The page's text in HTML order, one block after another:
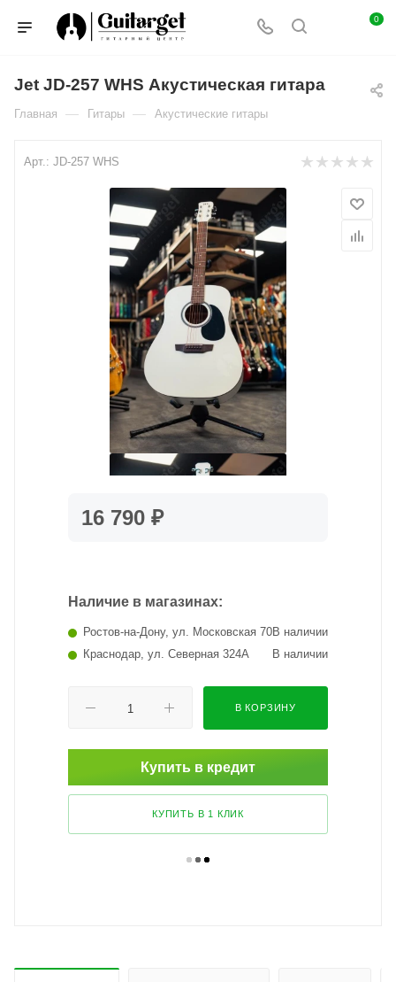
0
Jet JD-257 WHS Акустическая гитара
Главная — Гитары — Акустические гитары
Арт.: JD-257 WHS
16 790 ₽
Наличие в магазинах:
Краснодар, ул. Северная 324А В наличии
Ростов-на-Дону, ул. Московская 70В наличии
В КОРЗИНУ
Купить в кредит
КУПИТЬ В 1 КЛИК